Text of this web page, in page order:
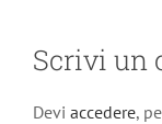
Scrivi un
Devi accedere,